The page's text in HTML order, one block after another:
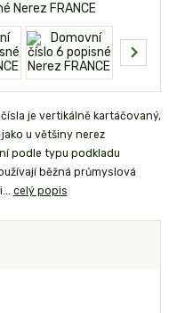
čísla je vertikálně kartáčovaný,
u většiny nerez
podle typu podkladu
běžná průmyslová
celý popis